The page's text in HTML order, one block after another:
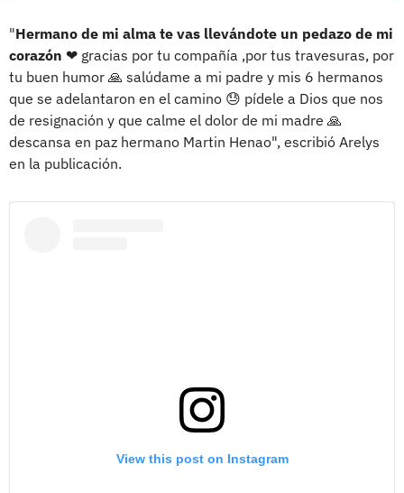
"Hermano de mi alma te vas llevándote un pedazo de mi
corazón ❤ gracias por tu compañía ,por tus travesuras, por
tu buen humor 🙏 salúdame a mi padre y mis 6 hermanos
que se adelantaron en el camino 😓 pídele a Dios que nos
de resignación y que calme el dolor de mi madre 🙏
descansa en paz hermano Martin Henao", escribió Arelys
en la publicación.
View this post on Instagram